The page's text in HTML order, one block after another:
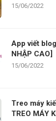
15/06/2022
App viết
NHẬP CAO]
15/06/2022
Treo máy
TREO MÁY